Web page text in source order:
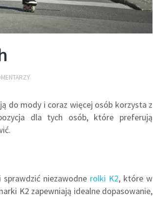
do mody i coraz więcej osób korzysta z
dla tych osób, które preferują
niezawodne rolki K2, które w
K2 zapewniają idealne dopasowanie,